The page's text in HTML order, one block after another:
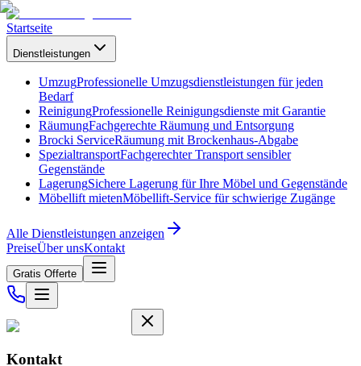
Startseite
Dienstleistungen
UmzugProfessionelle Umzugsdienstleistungen für jeden
Bedarf
ReinigungProfessionelle Reinigungsdienste mit Garantie
RäumungFachgerechte Räumung und Entsorgung
Brocki ServiceRäumung mit Brockenhaus-Abgabe
SpezialtransportFachgerechter Transport sensibler
Gegenstände
LagerungSichere Lagerung für Ihre Möbel und Gegenstände
Möbellift mietenMöbellift-Service für schwierige Zugänge
Alle Dienstleistungen anzeigen
PreiseÜber unsKontakt
Gratis Offerte
Kontakt